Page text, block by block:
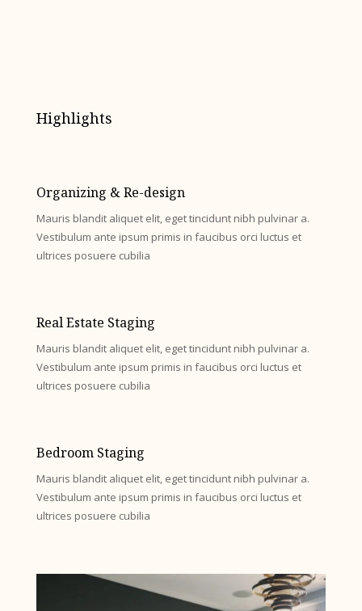
Highlights
Organizing & Re-design
Mauris blandit aliquet elit, eget tincidunt nibh pulvinar a.
Vestibulum ante ipsum primis in faucibus orci luctus et
ultrices posuere cubilia
Real Estate Staging
Mauris blandit aliquet elit, eget tincidunt nibh pulvinar a.
Vestibulum ante ipsum primis in faucibus orci luctus et
ultrices posuere cubilia
Bedroom Staging
Mauris blandit aliquet elit, eget tincidunt nibh pulvinar a.
Vestibulum ante ipsum primis in faucibus orci luctus et
ultrices posuere cubilia